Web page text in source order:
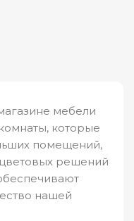
мебели
которые
помещений,
решений
нашей